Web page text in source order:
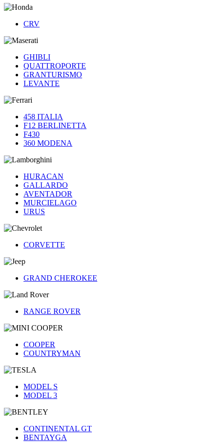
CRV
GHIBLI
QUATTROPORTE
GRANTURISMO
LEVANTE
458 ITALIA
F12 BERLINETTA
F430
360 MODENA
HURACAN
GALLARDO
AVENTADOR
MURCIELAGO
URUS
CORVETTE
GRAND CHEROKEE
RANGE ROVER
COOPER
COUNTRYMAN
MODEL S
MODEL 3
CONTINENTAL GT
BENTAYGA